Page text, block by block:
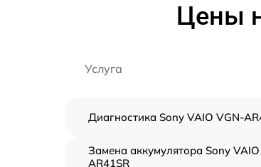
Цены
Услуга
Диагностика Sony VAIO VGN-
Замена аккумулятора Sony
AR41SR